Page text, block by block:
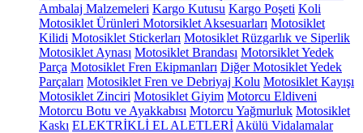
Ambalaj Malzemeleri Kargo Kutusu Kargo Poşeti Koli
Motosiklet Ürünleri Motorsiklet Aksesuarları Motosiklet
Kilidi Motosiklet Stickerları Motosiklet Rüzgarlık ve Siperlik
Motosiklet Aynası Motosiklet Brandası Motorsiklet Yedek
Parça Motosiklet Fren Ekipmanları Diğer Motosiklet Yedek
Parçaları Motosiklet Fren ve Debriyaj Kolu Motosiklet Kayışı
Motosiklet Zinciri Motosiklet Giyim Motorcu Eldiveni
Motorcu Botu ve Ayakkabısı Motorcu Yağmurluk Motosiklet
Kaskı ELEKTRİKLİ EL ALETLERİ Akülü Vidalamalar